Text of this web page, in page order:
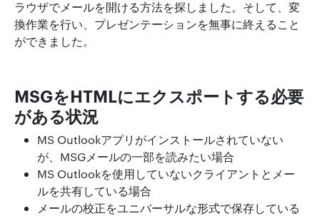
ラウザでメールを開ける方法を探しました。そして、変
換作業を行い、プレゼンテーションを無事に終えること
ができました。
MSGをHTMLにエクスポートする必要
がある状況
MS Outlookアプリがインストールされていない
が、MSGメールの一部を読みたい場合
MS Outlookを使用していないクライアントとメー
ルを共有している場合
メールの校正をユニバーサルな形式で保存している